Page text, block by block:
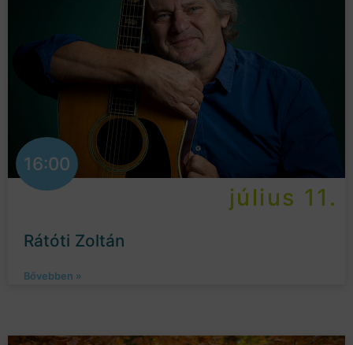
16:00
július 11.
Rátóti Zoltán
Bővebben »